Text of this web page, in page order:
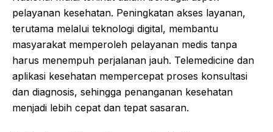
pelayanan kesehatan. Peningkatan akses layanan,
terutama melalui teknologi digital, membantu
masyarakat memperoleh pelayanan medis tanpa
harus menempuh perjalanan jauh. Telemedicine dan
aplikasi kesehatan mempercepat proses konsultasi
dan diagnosis, sehingga penanganan kesehatan
menjadi lebih cepat dan tepat sasaran.